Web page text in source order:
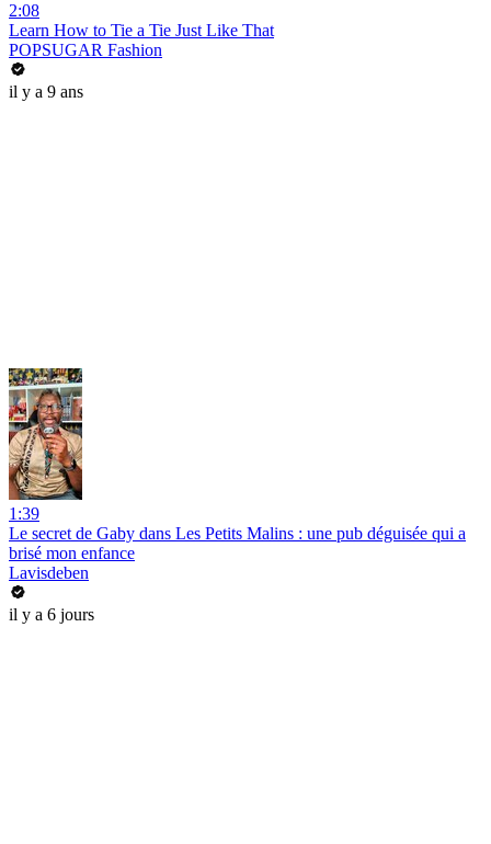
2:08
Learn How to Tie a Tie Just Like That
POPSUGAR Fashion
il y a 9 ans
1:39
Le secret de Gaby dans Les Petits Malins : une pub déguisée qui a
brisé mon enfance
Lavisdeben
il y a 6 jours